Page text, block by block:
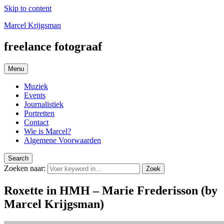
Skip to content
Marcel Krijgsman
freelance fotograaf
Menu
Muziek
Events
Journalistiek
Portretten
Contact
Wie is Marcel?
Algemene Voorwaarden
Search
Zoeken naar: Zoek
Roxette in HMH – Marie Frederisson (by
Marcel Krijgsman)